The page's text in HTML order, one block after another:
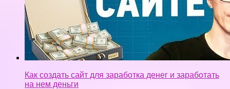
Как создать сайт для заработка денег и заработать
на нем деньги